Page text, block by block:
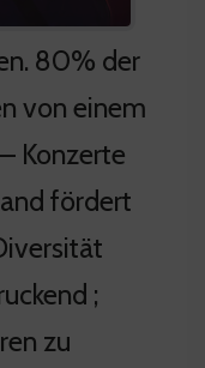
80% der
von einem
Konzerte
fördert
;
zu